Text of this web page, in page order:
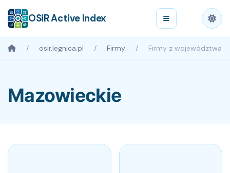
OSiR Active Index
osir.legnica.pl Firmy Firmy z województwa
Mazowieckie